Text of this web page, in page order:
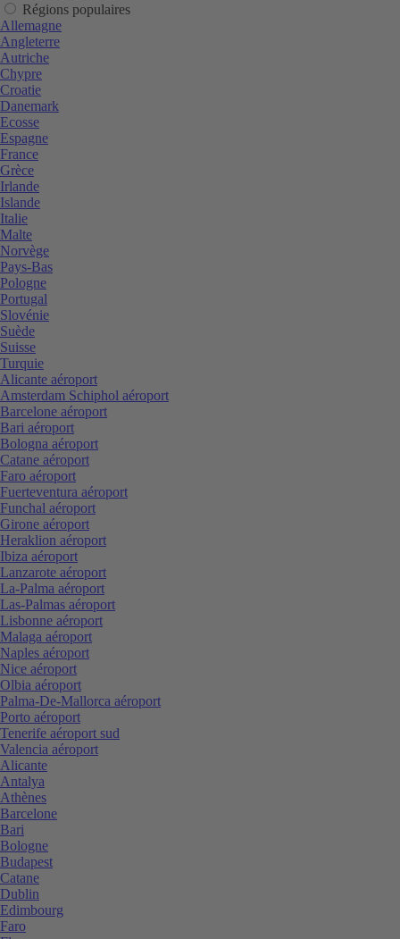
Régions populaires
Allemagne
Angleterre
Autriche
Chypre
Croatie
Danemark
Ecosse
Espagne
France
Grèce
Irlande
Islande
Italie
Malte
Norvège
Pays-Bas
Pologne
Portugal
Slovénie
Suède
Suisse
Turquie
Alicante aéroport
Amsterdam Schiphol aéroport
Barcelone aéroport
Bari aéroport
Bologna aéroport
Catane aéroport
Faro aéroport
Fuerteventura aéroport
Funchal aéroport
Girone aéroport
Heraklion aéroport
Ibiza aéroport
Lanzarote aéroport
La-Palma aéroport
Las-Palmas aéroport
Lisbonne aéroport
Malaga aéroport
Naples aéroport
Nice aéroport
Olbia aéroport
Palma-De-Mallorca aéroport
Porto aéroport
Tenerife aéroport sud
Valencia aéroport
Alicante
Antalya
Athènes
Barcelone
Bari
Bologne
Budapest
Catane
Dublin
Edimbourg
Faro